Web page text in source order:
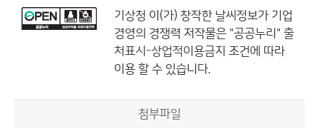
기상청 이(가) 창작한 날씨정보가 기업
경영의 경쟁력 저작물은 "공공누리" 출
처표시-상업적이용금지 조건에 따라
이용 할 수 있습니다.
첨부파일